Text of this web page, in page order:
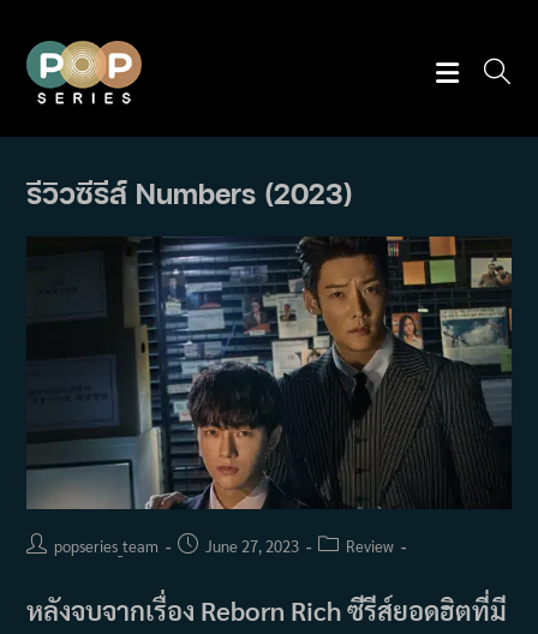
content
รีวิวซีรีส์ Numbers (2023)
Postpopseries_team
PostJune 27, 2023
PostReview
หลังจบจากเรื่อง Reborn Rich ซีรีส์ยอดฮิตที่มี